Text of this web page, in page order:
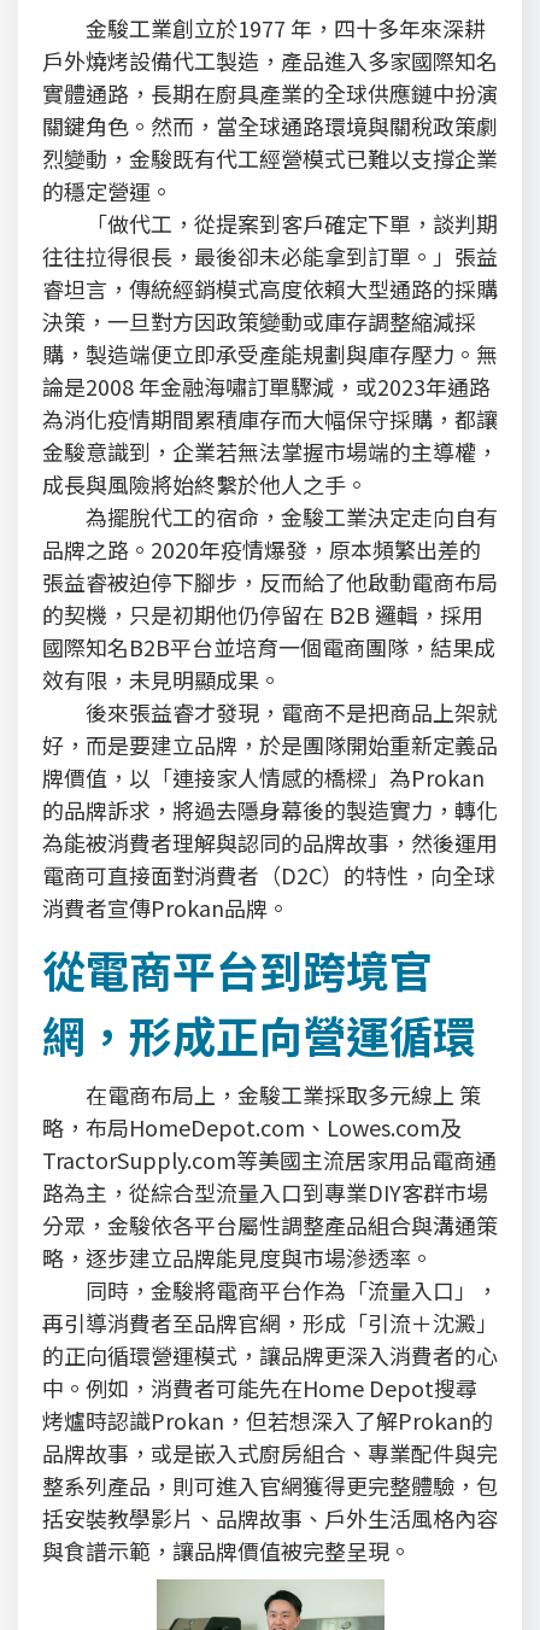
金駿工業創立於1977 年，四十多年來深耕
戶外燒烤設備代工製造，產品進入多家國際知名
實體通路，長期在廚具產業的全球供應鏈中扮演
關鍵角色。然而，當全球通路環境與關稅政策劇
烈變動，金駿既有代工經營模式已難以支撐企業
的穩定營運。
「做代工，從提案到客戶確定下單，談判期
往往拉得很長，最後卻未必能拿到訂單。」張益
睿坦言，傳統經銷模式高度依賴大型通路的採購
決策，一旦對方因政策變動或庫存調整縮減採
購，製造端便立即承受產能規劃與庫存壓力。無
論是2008 年金融海嘯訂單驟減，或2023年通路
為消化疫情期間累積庫存而大幅保守採購，都讓
金駿意識到，企業若無法掌握市場端的主導權，
成長與風險將始終繫於他人之手。
為擺脫代工的宿命，金駿工業決定走向自有
品牌之路。2020年疫情爆發，原本頻繁出差的
張益睿被迫停下腳步，反而給了他啟動電商布局
的契機，只是初期他仍停留在 B2B 邏輯，採用
國際知名B2B平台並培育一個電商團隊，結果成
效有限，未見明顯成果。
後來張益睿才發現，電商不是把商品上架就
好，而是要建立品牌，於是團隊開始重新定義品
牌價值，以「連接家人情感的橋樑」為Prokan
的品牌訴求，將過去隱身幕後的製造實力，轉化
為能被消費者理解與認同的品牌故事，然後運用
電商可直接面對消費者（D2C）的特性，向全球
消費者宣傳Prokan品牌。
從電商平台到跨境官
網，形成正向營運循環
在電商布局上，金駿工業採取多元線上 策
略，布局HomeDepot.com、Lowes.com及
TractorSupply.com等美國主流居家用品電商通
路為主，從綜合型流量入口到專業DIY客群市場
分眾，金駿依各平台屬性調整產品組合與溝通策
略，逐步建立品牌能見度與市場滲透率。
同時，金駿將電商平台作為「流量入口」，
再引導消費者至品牌官網，形成「引流＋沈澱」
的正向循環營運模式，讓品牌更深入消費者的心
中。例如，消費者可能先在Home Depot搜尋
烤爐時認識Prokan，但若想深入了解Prokan的
品牌故事，或是嵌入式廚房組合、專業配件與完
整系列產品，則可進入官網獲得更完整體驗，包
括安裝教學影片、品牌故事、戶外生活風格內容
與食譜示範，讓品牌價值被完整呈現。